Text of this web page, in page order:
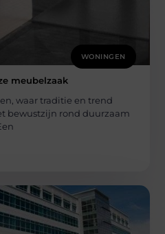
WONINGEN
meubelzaak
waar traditie en trend
bewustzijn rond duurzaam